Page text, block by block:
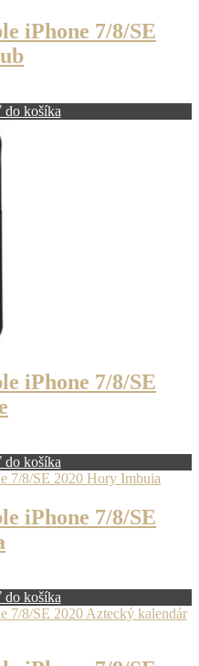
iPhone 7/8/SE
do košíka
iPhone 7/8/SE
do košíka
iPhone 7/8/SE
do košíka